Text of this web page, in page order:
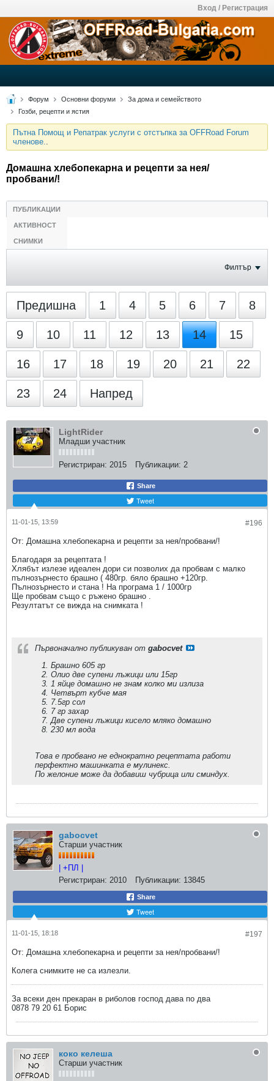
Вход / Регистрация
Форум Основни форуми
За дома и семейството
Гозби, рецепти и ястия
Пътна Помощ и Репатрак услуги с отстъпка за OFFRoad Forum
членове..
Домашна хлебопекарна и рецепти за нея/
пробвани/!
ПУБЛИКАЦИИ
АКТИВНОСТ
СНИМКИ
Филтър
Предишна 1 4 5 6 7 8
9 10 11 12 13 14 15
16 17 18 19 20 21 22
23 24 Напред
LightRider
Младши участник
Регистриран: 2015 Публикации: 2
Share
Tweet
#196
11-01-15, 13:59
От: Домашна хлебопекарна и рецепти за нея/пробвани/!
Благодаря за рецептата !
Хлябът излезе идеален дори си позволих да пробвам с малко
пълнозърнесто брашно ( 480гр. бяло брашно +120гр.
Пълнозърнесто и стана ! На програма 1 / 1000гр
Ще пробвам също с ръжено брашно .
Резултатът се вижда на снимката !
Първоначално публикуван от gabocvet
Брашно 605 гр
Олио две супени лъжици или 15гр
1 яйце домашно не знам колко ми излиза
Четвърт кубче мая
7.5гр сол
7 гр захар
Две супени лъжици кисело мляко домашно
230 мл вода
Това е пробвано не еднократно рецептата работи
перфектно машинката е мулинекс.
По желоние може да добавиш чубрица или сминдух.
gabocvet
Старши участник
| +ПЛ |
Регистриран: 2010 Публикации: 13845
Share
Tweet
#197
11-01-15, 18:18
От: Домашна хлебопекарна и рецепти за нея/пробвани/!
Колега снимките не са излезли.
За всеки ден прекаран в риболов господ дава по два
0878 79 20 61 Борис
коко келеша
Старши участник